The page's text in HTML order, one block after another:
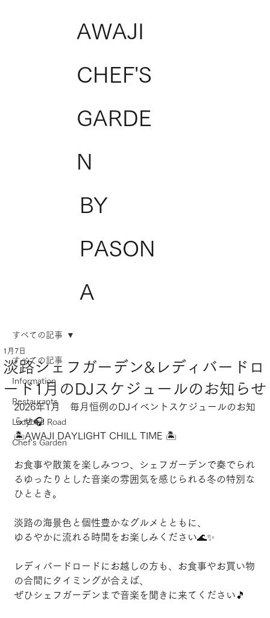
AWAJI
CHEF'S
GARDE
N
BY
PASON
A
すべての記事
Information
Restaurants
Ladybird Road
Chef's Garden
すべての記事
淡路シェフガーデン&レディバードロ
ード1月のDJスケジュールのお知らせ
1月7日
2026年1月　毎月恒例のDJイベントスケジュールのお知
らせ🎧
🏝️AWAJI DAYLIGHT CHILL TIME 🏝️
お食事や散策を楽しみつつ、シェフガーデンで奏でられ
るゆったりとした音楽の雰囲気を感じられる冬の特別な
ひととき。
淡路の海景色と個性豊かなグルメとともに、
ゆるやかに流れる時間をお楽しみください🌊✨
レディバードロードにお越しの方も、お食事やお買い物
の合間にタイミングが合えば、
ぜひシェフガーデンまで音楽を聞きに来てください🎵